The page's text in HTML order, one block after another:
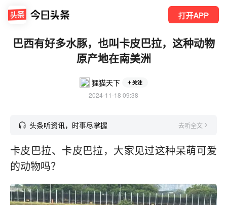
打开APP
巴西有好多水豚，也叫卡皮巴拉，这种动物
原产地在南美洲
狸猫天下 关注
2024-11-18 09:38
头条听资讯，时事尽掌握 去听全文
卡皮巴拉、卡皮巴拉，大家见过这种呆萌可爱
的动物吗？